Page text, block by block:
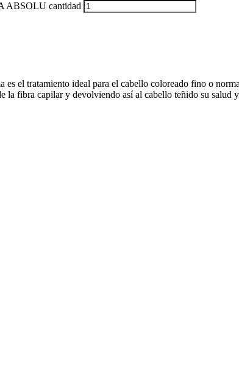
ABSOLU cantidad
el tratamiento ideal para el cabello coloreado fino o
la fibra capilar y devolviendo así al cabello teñido su